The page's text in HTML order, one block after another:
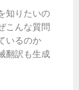
知りたいの
こんな質問
いるのか
翻訳も生成